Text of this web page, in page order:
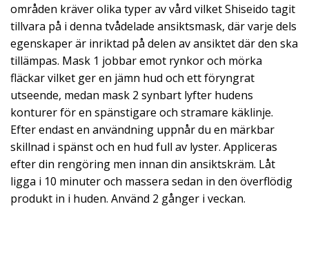
områden kräver olika typer av vård vilket Shiseido tagit
tillvara på i denna tvådelade ansiktsmask, där varje dels
egenskaper är inriktad på delen av ansiktet där den ska
tillämpas. Mask 1 jobbar emot rynkor och mörka
fläckar vilket ger en jämn hud och ett föryngrat
utseende, medan mask 2 synbart lyfter hudens
konturer för en spänstigare och stramare käklinje.
Efter endast en användning uppnår du en märkbar
skillnad i spänst och en hud full av lyster. Appliceras
efter din rengöring men innan din ansiktskräm. Låt
ligga i 10 minuter och massera sedan in den överflödig
produkt in i huden. Använd 2 gånger i veckan.